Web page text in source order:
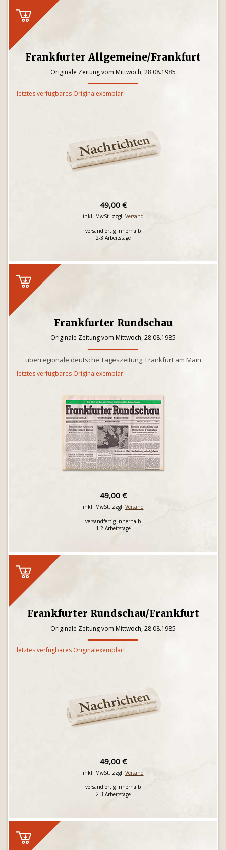
Frankfurter Allgemeine/Frankfurt
Originale Zeitung vom Mittwoch, 28.08.1985
letztes verfügbares Originalexemplar!
49,00 €
inkl. MwSt. zzgl. Versand
versandfertig innerhalb
2-3 Arbeitstage
Frankfurter Rundschau
Originale Zeitung vom Mittwoch, 28.08.1985
überregionale deutsche Tageszeitung, Frankfurt am Main
letztes verfügbares Originalexemplar!
49,00 €
inkl. MwSt. zzgl. Versand
versandfertig innerhalb
1-2 Arbeitstage
Frankfurter Rundschau/Frankfurt
Originale Zeitung vom Mittwoch, 28.08.1985
letztes verfügbares Originalexemplar!
49,00 €
inkl. MwSt. zzgl. Versand
versandfertig innerhalb
2-3 Arbeitstage